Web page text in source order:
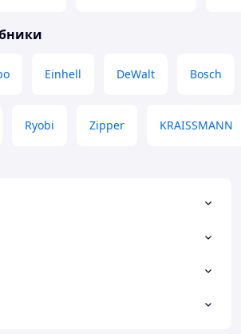
Einhell DeWalt Bosch
Ryobi Zipper KRAISSMANN